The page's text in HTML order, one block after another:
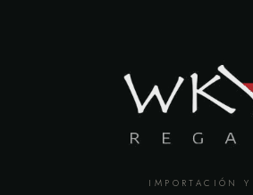
IMPORTACIÓN Y